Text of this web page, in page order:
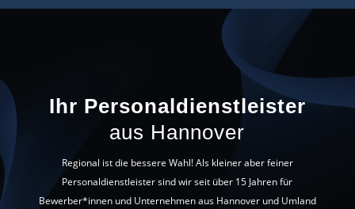
Ihr Personaldienstleister
aus Hannover
Regional ist die bessere Wahl! Als kleiner aber feiner
Personaldienstleister sind wir seit über 15 Jahren für
Bewerber*innen und Unternehmen aus Hannover und Umland